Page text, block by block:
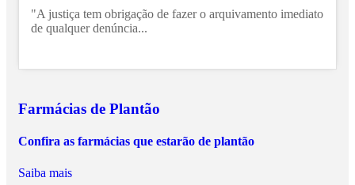
"A justiça tem obrigação de fazer o arquivamento imediato
de qualquer denúncia...
Farmácias de Plantão
Confira as farmácias que estarão de plantão
Saiba mais